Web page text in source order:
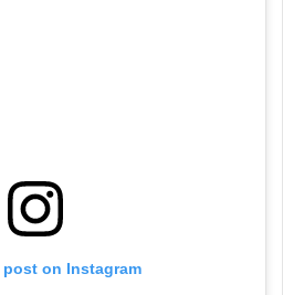
on Instagram